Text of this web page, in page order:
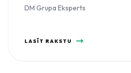
DM Grupa Eksperts
LASĪT RAKSTU